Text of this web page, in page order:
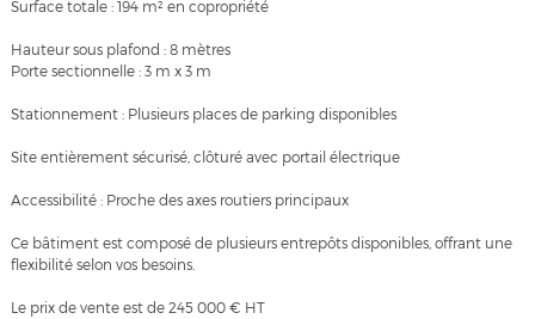
Surface totale : 194 m² en copropriété
Hauteur sous plafond : 8 mètres
Porte sectionnelle : 3 m x 3 m
Stationnement : Plusieurs places de parking disponibles
Site entièrement sécurisé, clôturé avec portail électrique
Accessibilité : Proche des axes routiers principaux
Ce bâtiment est composé de plusieurs entrepôts disponibles, offrant une
flexibilité selon vos besoins.
Le prix de vente est de 245 000 € HT